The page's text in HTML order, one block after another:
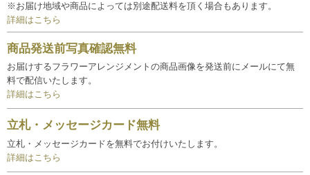
※お届け地域や商品によっては別途配送料を頂く場合もあります。
詳細はこちら
商品発送前写真確認無料
お届けするフラワーアレンジメントの商品画像を発送前にメールにて無
料で配信いたします。
詳細はこちら
立札・メッセージカード無料
立札・メッセージカードを無料でお付けいたします。
詳細はこちら